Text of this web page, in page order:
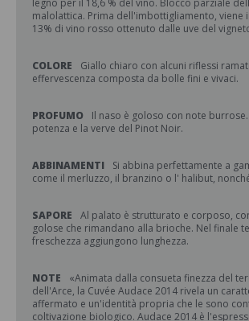
legno per il 18,6 % del vino. Blocco parziale
malolattica. Prima dell'imbottigliamento, viene
13% di vino rosso ottenuto dalle uve del
COLORE
Giallo chiaro con alcuni riflessi
effervescenza composta da bolle fini e vivaci.
PROFUMO
Il naso è goloso con note
potenza e la verve del Pinot Noir.
ABBINAMENTI
Si abbina perfettamente a
come il merluzzo, il branzino o l' halibut,
SAPORE
Al palato è strutturato e corposo,
golose che rimandano alla brioche. Nel finale
freschezza aggiungono lunghezza.
NOTE
«Animata dalla consueta finezza del
dell'Arce, la Cuvée Audace 2014 rivela un
affermato e un'identità propria che le sono
coltivazione biologico. Audace 2014 è